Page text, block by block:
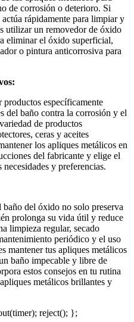
de corrosión o deterioro. Si
rápidamente para limpiar y
utilizar un removedor de óxido
eliminar el óxido superficial,
o pintura anticorrosiva para
específicamente
del baño contra la corrosión y el
de productos
ceras y aceites
los apliques metálicos en
del fabricante y elige el
y preferencias.
del óxido no solo preserva
prolonga su vida útil y reduce
limpieza regular, secado
periódico y el uso
mantener tus apliques metálicos
baño impecable y libre de
estos consejos en tu rutina
metálicos brillantes y
reject(); };